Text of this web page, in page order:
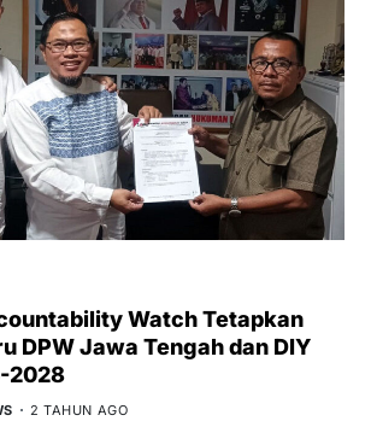
Watch Tetapkan
DPW Jawa Tengah dan DIY
2028
2 TAHUN AGO